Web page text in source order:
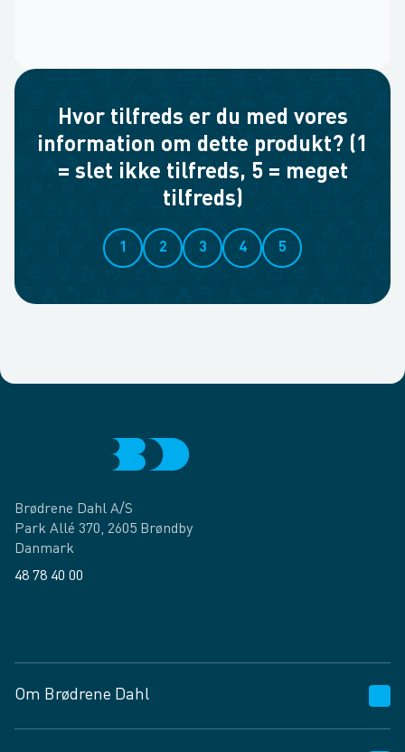
Hvor tilfreds er du med vores
information om dette produkt? (1
= slet ikke tilfreds, 5 = meget
tilfreds)
1 2 3 4 5
Brødrene Dahl A/S
Park Allé 370, 2605 Brøndby
Danmark
48 78 40 00
Om Brødrene Dahl